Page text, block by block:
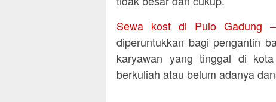
Sewa kost di Pulo Gadung
diperuntukkan bagi pengantin
karyawan yang tinggal di
berkuliah atau belum adanya